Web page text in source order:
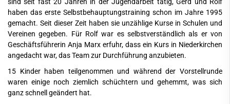
sind seit fast 20 Jahren in der Jugendarbeit tätig, Gerd und Rolf
haben das erste Selbstbehauptungstraining schon im Jahre 1995
gemacht. Seit dieser Zeit haben sie unzählige Kurse in Schulen und
Vereinen gegeben. Für Rolf war es selbstverständlich als er von
Geschäftsführerin Anja Marx erfuhr, dass ein Kurs in Niederkirchen
angedacht war, das Team zur Durchführung anzubieten.
15 Kinder haben teilgenommen und während der Vorstellrunde
waren einige noch ziemlich schüchtern und gehemmt, was sich
ganz schnell geändert hat.